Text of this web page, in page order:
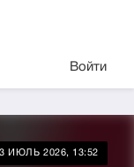
Войти
ИЮЛЬ 2026, 13:52